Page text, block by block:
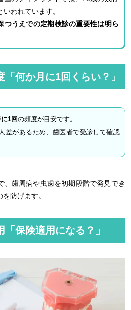
われています。
つうえでの定期検診の重要性は明ら
何か月に1回くらい？」
に1回の頻度が目安です。
差があるため、歯医者で受診して確認
、歯周病や虫歯を初期段階で発見でき
防げます。
保険適用になる？」